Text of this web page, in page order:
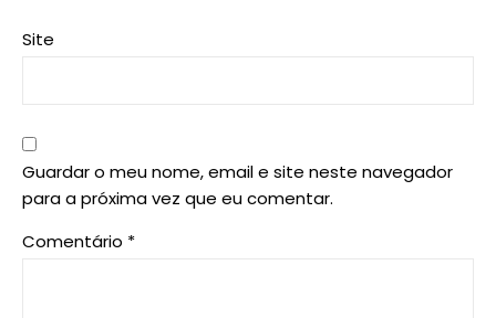
Site
Guardar o meu nome, email e site neste navegador
para a próxima vez que eu comentar.
Comentário *